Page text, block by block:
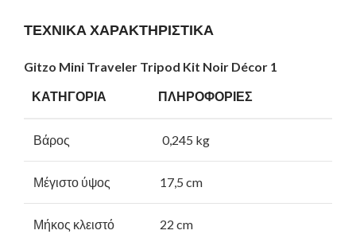
ΤΕΧΝΙΚΑ ΧΑΡΑΚΤΗΡΙΣΤΙΚΑ
Gitzo Mini Traveler Tripod Kit Noir Décor 1
ΚΑΤΗΓΟΡΙΑ ΠΛΗΡΟΦΟΡΙΕΣ
Βάρος 0,245 kg
Μέγιστο ύψος 17,5 cm
Μήκος κλειστό 22 cm